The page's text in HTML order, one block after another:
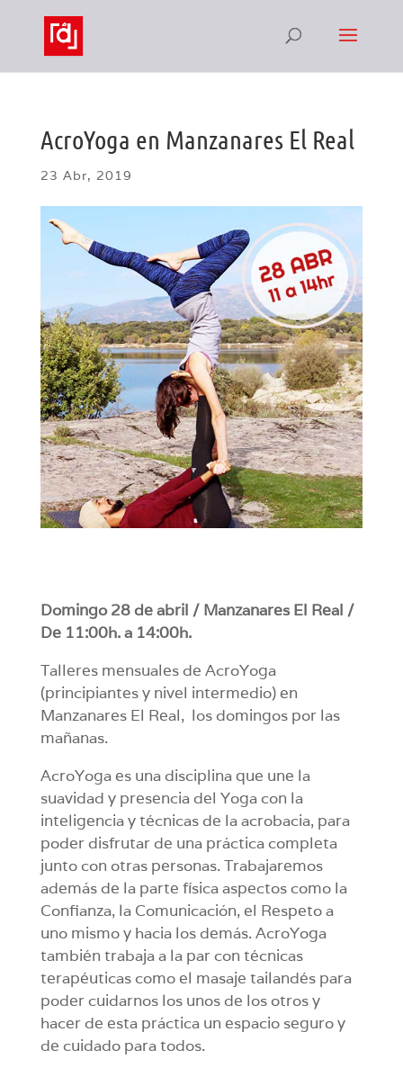
AcroYoga en Manzanares El Real
23 Abr, 2019
Domingo 28 de abril / Manzanares El Real /
De 11:00h. a 14:00h.
Talleres mensuales de AcroYoga
(principiantes y nivel intermedio) en
Manzanares El Real, los domingos por las
mañanas.
AcroYoga es una disciplina que une la
suavidad y presencia del Yoga con la
inteligencia y técnicas de la acrobacia, para
poder disfrutar de una práctica completa
junto con otras personas. Trabajaremos
además de la parte física aspectos como la
Confianza, la Comunicación, el Respeto a
uno mismo y hacia los demás. AcroYoga
también trabaja a la par con técnicas
terapéuticas como el masaje tailandés para
poder cuidarnos los unos de los otros y
hacer de esta práctica un espacio seguro y
de cuidado para todos.